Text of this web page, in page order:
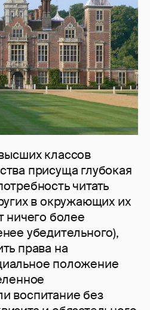
классов
присуща глубокая
читать
в окружающих их
ничего более
убедительного),
права на
положение
воспитание без